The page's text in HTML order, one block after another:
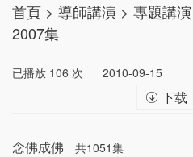
首頁 > 導師講演 > 專題講演
2007集
已播放 106 次 2010-09-15
下载
念佛成佛 共1051集